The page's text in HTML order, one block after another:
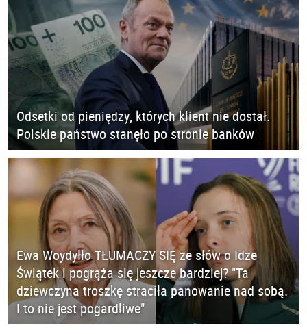
Odsetki od pieniędzy, których klient nie dostał.
Polskie państwo stanęło po stronie banków
Ewa Woydyłło TŁUMACZY SIĘ ze słów o Idze
Świątek i pogrąża się jeszcze bardziej? "Ta
dziewczyna troszkę straciła panowanie nad sobą.
I to nie jest pogardliwe"